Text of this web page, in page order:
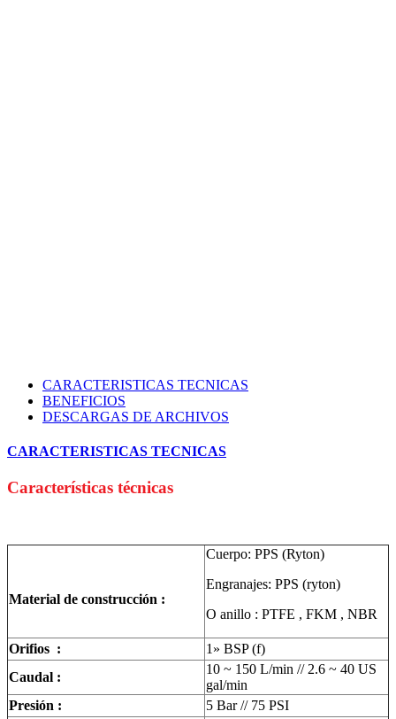
CARACTERISTICAS TECNICAS
BENEFICIOS
DESCARGAS DE ARCHIVOS
CARACTERISTICAS TECNICAS
Características técnicas
Material de construcción :
Cuerpo: PPS (Ryton)
Engranajes: PPS (ryton)
O anillo : PTFE , FKM , NBR
Orifios :
1» BSP (f)
Caudal :
10 ~ 150 L/min // 2.6 ~ 40 US
gal/min
Presión :
5 Bar // 75 PSI